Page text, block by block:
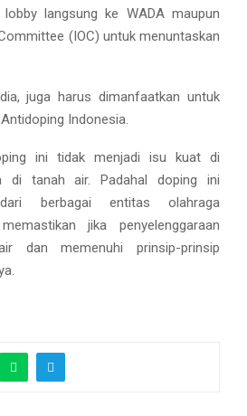
lobby langsung ke WADA maupun
(IOC) untuk menuntaskan
juga harus dimanfaatkan untuk
Indonesia.
ini tidak menjadi isu kuat di
di tanah air. Padahal doping ini
berbagai entitas olahraga
jika penyelenggaraan
dan memenuhi prinsip-prinsip